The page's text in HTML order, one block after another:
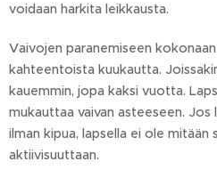
voidaan harkita leikkausta.
Vaivojen paranemiseen
kahteentoista kuukautta.
kauemmin, jopa kaksi vuotta.
mukauttaa vaivan asteeseen. Jos
ilman kipua, lapsella ei ole
aktiivisuuttaan.